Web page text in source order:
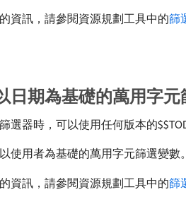
資訊，請參閱資源規劃工具中的篩
日期為基礎的萬用字元
器時，可以使用任何版本的
使用者為基礎的萬用字元篩選變數。
資訊，請參閱資源規劃工具中的篩